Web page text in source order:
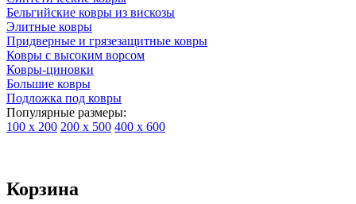
Бельгийские ковры из вискозы
Элитные ковры
Придверные и грязезащитные ковры
Ковры с высоким ворсом
Ковры-циновки
Большие ковры
Подложка под ковры
Популярные размеры:
100 х 200 200 х 500 400 х 600
изделий
Корзина